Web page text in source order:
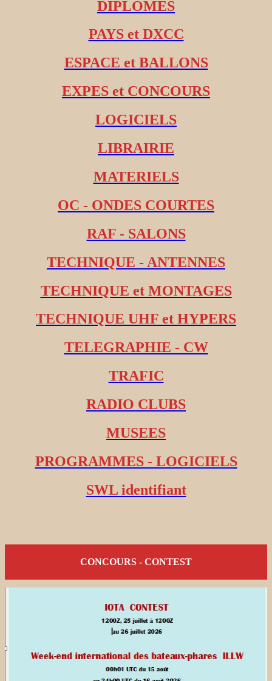
DIPLOMES
PAYS et DXCC
ESPACE et BALLONS
EXPES et CONCOURS
LOGICIELS
LIBRAIRIE
MATERIELS
OC - ONDES COURTES
RAF - SALONS
TECHNIQUE - ANTENNES
TECHNIQUE et MONTAGES
TECHNIQUE UHF et HYPERS
TELEGRAPHIE - CW
TRAFIC
RADIO CLUBS
MUSEES
PROGRAMMES - LOGICIELS
SWL identifiant
CONCOURS - CONTEST